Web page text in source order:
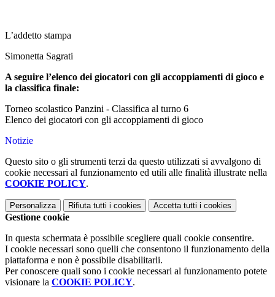
L’addetto stampa
Simonetta Sagrati
A seguire l’elenco dei giocatori con gli accoppiamenti di gioco e
la classifica finale:
Torneo scolastico Panzini - Classifica al turno 6
Elenco dei giocatori con gli accoppiamenti di gioco
Notizie
Questo sito o gli strumenti terzi da questo utilizzati si avvalgono di
cookie necessari al funzionamento ed utili alle finalità illustrate nella
COOKIE POLICY.
Personalizza Rifiuta tutti i cookies Accetta tutti i cookies
Gestione cookie
In questa schermata è possibile scegliere quali cookie consentire.
I cookie necessari sono quelli che consentono il funzionamento della
piattaforma e non è possibile disabilitarli.
Per conoscere quali sono i cookie necessari al funzionamento potete
visionare la COOKIE POLICY.